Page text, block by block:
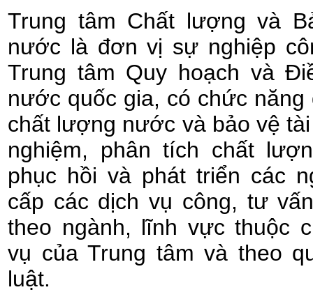
Trung tâm Chất lượng và
nước là đơn vị sự nghiệp
Trung tâm Quy hoạch và
nước quốc gia, có chức năng
chất lượng nước và bảo vệ
nghiệm, phân tích chất
phục hồi và phát triển các
cấp các dịch vụ công, tư
theo ngành, lĩnh vực thuộc
vụ của Trung tâm và theo
luật.